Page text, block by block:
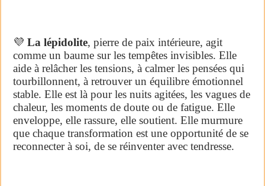
💜 La lépidolite, pierre de paix intérieure, agit
comme un baume sur les tempêtes invisibles. Elle
aide à relâcher les tensions, à calmer les pensées qui
tourbillonnent, à retrouver un équilibre émotionnel
stable. Elle est là pour les nuits agitées, les vagues de
chaleur, les moments de doute ou de fatigue. Elle
enveloppe, elle rassure, elle soutient. Elle murmure
que chaque transformation est une opportunité de se
reconnecter à soi, de se réinventer avec tendresse.